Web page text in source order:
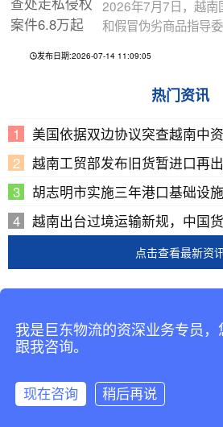
2026年7月7日，越南
和假冒伪劣商品指导
发布日期:2026-07-14 11:09:05
热门资讯
美国依据双边协议突查越南中
越南工贸部发布旧货暂进口再
胡志明市实施三年港口基础设
越南出台过境运输新规，中国
点击查看最新资
版权所有
备案号： 粤ICP备
我是巨东物流的资深业务专员
跟我咨询。
现在咨询 稍后再说